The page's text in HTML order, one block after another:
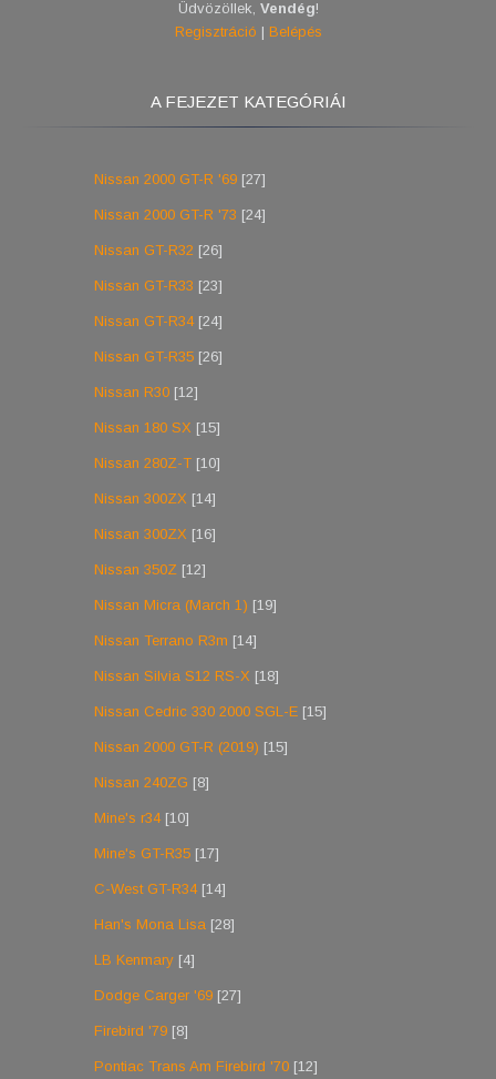
Üdvözöllek Vendég!
Regisztráció | Belépés
A FEJEZET KATEGÓRIÁI
Nissan 2000 GT-R '69 [27]
Nissan 2000 GT-R '73 [24]
Nissan GT-R32 [26]
Nissan GT-R33 [23]
Nissan GT-R34 [24]
Nissan GT-R35 [26]
Nissan R30 [12]
Nissan 180 SX [15]
Nissan 280Z-T [10]
Nissan 300ZX [14]
Nissan 300ZX [16]
Nissan 350Z [12]
Nissan Micra (March 1) [19]
Nissan Terrano R3m [14]
Nissan Silvia S12 RS-X [18]
Nissan Cedric 330 2000 SGL-E [15]
Nissan 2000 GT-R (2019) [15]
Nissan 240ZG [8]
Mine's r34 [10]
Mine's GT-R35 [17]
C-West GT-R34 [14]
Han's Mona Lisa [28]
LB Kenmary [4]
Dodge Carger '69 [27]
Firebird '79 [8]
Pontiac Trans Am Firebird '70 [12]